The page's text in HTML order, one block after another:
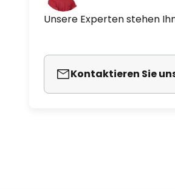
Unsere Experten stehen
Kontaktieren Sie